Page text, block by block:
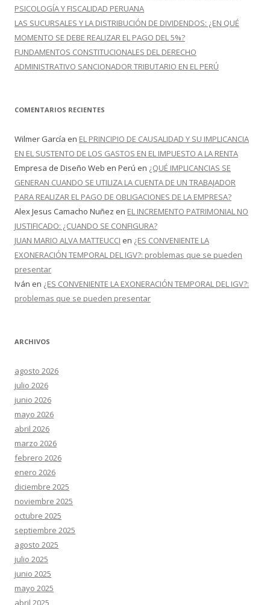
PSICOLOGÍA Y FISCALIDAD PERUANA
LAS SUCURSALES Y LA DISTRIBUCIÓN DE DIVIDENDOS: ¿EN QUÉ
MOMENTO SE DEBE REALIZAR EL PAGO DEL 5%?
FUNDAMENTOS CONSTITUCIONALES DEL DERECHO
ADMINISTRATIVO SANCIONADOR TRIBUTARIO EN EL PERÚ
COMENTARIOS RECIENTES
Wilmer García en EL PRINCIPIO DE CAUSALIDAD Y SU IMPLICANCIA
EN EL SUSTENTO DE LOS GASTOS EN EL IMPUESTO A LA RENTA
Empresa de Diseño Web en Perú en ¿QUÉ IMPLICANCIAS SE
GENERAN CUANDO SE UTILIZA LA CUENTA DE UN TRABAJADOR
PARA REALIZAR EL PAGO DE OBLIGACIONES DE LA EMPRESA?
Alex Jesus Camacho Nuñez en EL INCREMENTO PATRIMONIAL NO
JUSTIFICADO: ¿CUANDO SE CONFIGURA?
JUAN MARIO ALVA MATTEUCCI en ¿ES CONVENIENTE LA
EXONERACIÓN TEMPORAL DEL IGV?: problemas que se pueden
presentar
Iván en ¿ES CONVENIENTE LA EXONERACIÓN TEMPORAL DEL IGV?:
problemas que se pueden presentar
ARCHIVOS
agosto 2026
julio 2026
junio 2026
mayo 2026
abril 2026
marzo 2026
febrero 2026
enero 2026
diciembre 2025
noviembre 2025
octubre 2025
septiembre 2025
agosto 2025
julio 2025
junio 2025
mayo 2025
abril 2025